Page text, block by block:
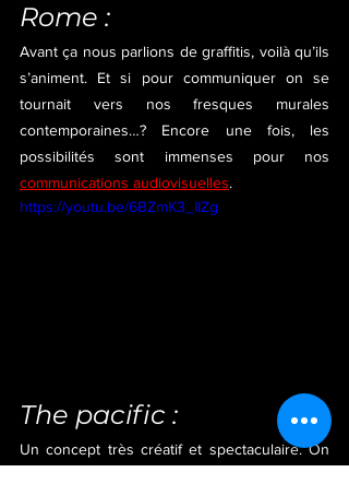
Rome :
Avant ça nous parlions de graffitis, voilà qu’ils
s’animent. Et si pour communiquer on se
tournait vers nos fresques murales
contemporaines…? Encore une fois, les
communications audiovisuelles.
https://youtu.be/6BZmK3_IIZg
The pacific :
Un concept très créatif et spectaculaire. On